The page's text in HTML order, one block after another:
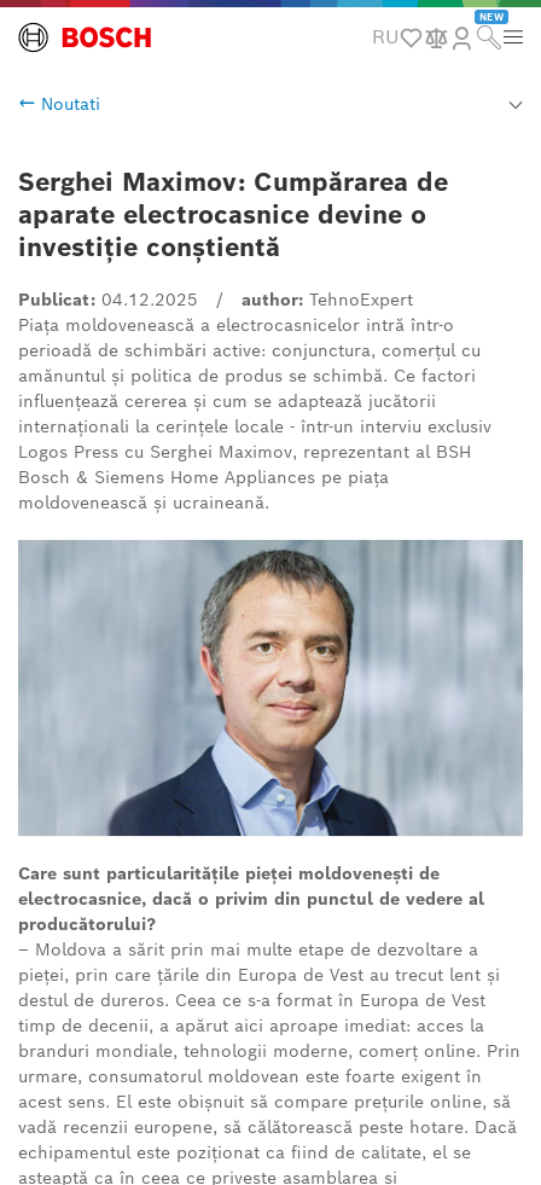
RU
NEW
Noutati
Serghei Maximov: Cumpărarea de
aparate electrocasnice devine o
investiție conștientă
Publicat: 04.12.2025 / author: TehnoExpert
Piața moldovenească a electrocasnicelor intră într-o
perioadă de schimbări active: conjunctura, comerțul cu
amănuntul și politica de produs se schimbă. Ce factori
influențează cererea și cum se adaptează jucătorii
internaționali la cerințele locale - într-un interviu exclusiv
Logos Press cu Serghei Maximov, reprezentant al BSH
Bosch & Siemens Home Appliances pe piața
moldovenească și ucraineană.
Care sunt particularitățile pieței moldovenești de
electrocasnice, dacă o privim din punctul de vedere al
producătorului?
– Moldova a sărit prin mai multe etape de dezvoltare a
pieței, prin care țările din Europa de Vest au trecut lent și
destul de dureros. Ceea ce s-a format în Europa de Vest
timp de decenii, a apărut aici aproape imediat: acces la
branduri mondiale, tehnologii moderne, comerț online. Prin
urmare, consumatorul moldovean este foarte exigent în
acest sens. El este obișnuit să compare prețurile online, să
vadă recenzii europene, să călătorească peste hotare. Dacă
echipamentul este poziționat ca fiind de calitate, el se
așteaptă ca în ceea ce privește asamblarea și